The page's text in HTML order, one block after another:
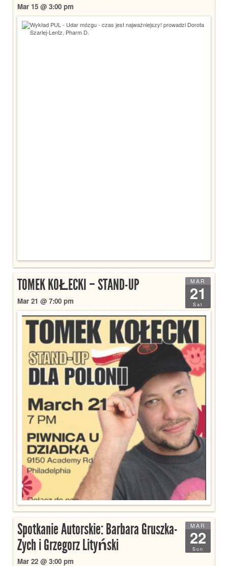
Mar 15 @ 3:00 pm
MAR
21
Sat
TOMEK KOŁECKI – STAND-UP
Mar 21 @ 7:00 pm
MAR
22
Sun
Spotkanie Autorskie: Barbara Gruszka-
Zych i Grzegorz Lityński
Mar 22 @ 3:00 pm